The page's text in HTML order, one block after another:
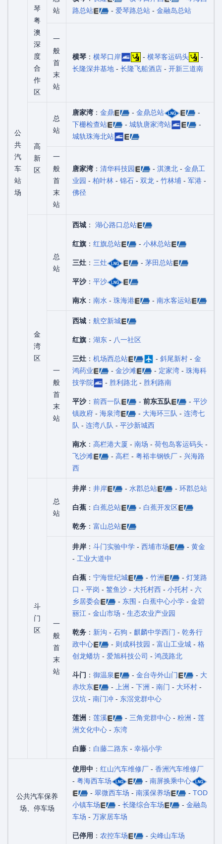
公
共
汽
车
站
场
琴
粤
澳
深
度
合
作
区
站
路总站
- 爱琴路总站 - 金融岛总站
一
般
首
末
站
横琴 ： 横琴口岸 - 横琴客运码头
-
长隆深井基地 - 长隆飞船酒店 - 开新三道南
高
新
区
总
站
唐家湾 ： 金鼎 - 金鼎总站
-
下栅检查站
- 城轨唐家湾站
-
城轨珠海北站
一
般
首
末
站
唐家湾 ： 清华科技园 - 淇澳北 - 金鼎工
业园 - 柏叶林 - 锦石 - 双龙 - 竹林埔 - 军港 -
佛径
金
湾
区
总
站
西城 ： 湖心路口总站
红旗 ： 红旗总站 - 小林总站
三灶 ： 三灶 - 茅田总站
平沙： 平沙
南水 ： 南水 - 珠海港 - 南水客运站
一
般
首
末
站
西城 ： 航空新城
红旗 ： 湖东 - 八一社区
三灶 ： 机场西总站 - 斜尾新村 - 金
鸿药业
- 金沙滩 - 定家湾 - 珠海科
技学院
- 胜利路北 - 胜利路南
平沙： 前西一队 - 前东五队 - 平沙
镇政府 - 海泉湾 - 大海环三队 - 连湾七
队 - 连湾八队 - 平沙新城西
南水 ： 高栏港大厦 - 南场 - 荷包岛客运码头 -
飞沙滩
- 高栏 - 粤裕丰钢铁厂 - 兴海路
西
斗
门
区
总
站
井岸 ： 井岸 - 水郡总站 - 环郡总站
白蕉 ： 白蕉总站 - 白蕉开发区
乾务 ： 富山总站
一
般
首
末
站
井岸 ： 斗门实验中学 - 西埔市场 - 黄金
- 工业大道中
白蕉 ： 宁海世纪城 - 竹洲 - 灯笼路
口 - 平岗 - 鳘鱼沙 - 大托村西 - 小托村 - 六
乡居委会
- 东围 - 白蕉中心小学 - 金碧
丽江 - 金山市场 - 生态农业产业园
乾务 ： 新沟 - 石狗 - 麒麟中学西门 - 乾务行
政中心
- 则成科技园 - 富山工业城 - 格
创龙蟠坊 - 爱旭科技公司 - 鸿茂路北
斗门 ： 御温泉 - 金台寺外山门 - 大
赤坎东
- 上洲 - 下洲 - 南门 - 大环村 -
汉坑 - 南门冲 - 东滘党群中心
莲洲 ： 莲溪 - 三角党群中心 - 粉洲 - 莲
洲文化中心 - 东湾
白藤 ： 白藤二路东 - 幸福小学
公共汽车保养
场、停车场
使用中 ： 红山汽车维修厂 - 香洲汽车维修厂
- 粤海西车场 - 南屏换乘中心
- 翠微西车场 - 南溪保养场 - TOD
小镇车场
- 长隆综合车场 - 金融岛
车场 - 万家居车场
已停用 ： 农控车场 - 尖峰山车场